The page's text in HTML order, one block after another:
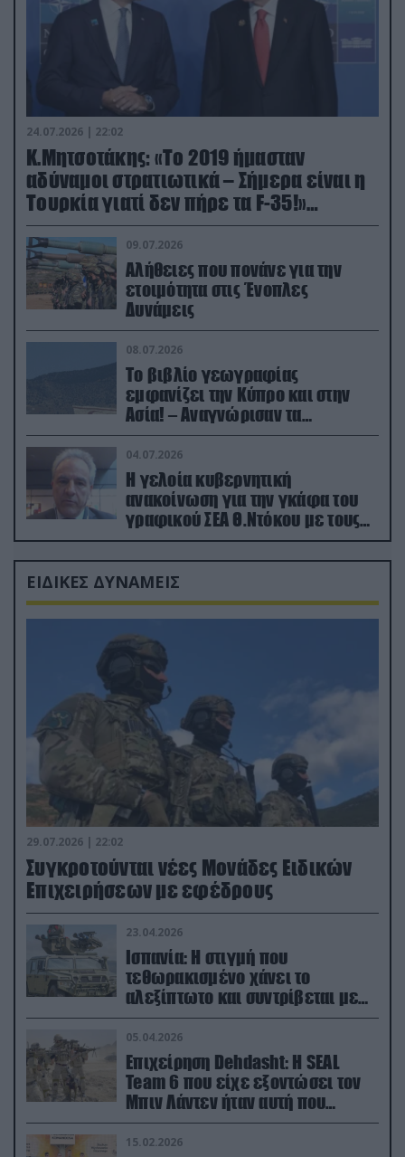
24.07.2026 | 22:02
Κ.Μητσοτάκης: «Το 2019 ήμασταν
αδύναμοι στρατιωτικά – Σήμερα είναι η
Τουρκία γιατί δεν πήρε τα F-35!»
(βίντεο)
09.07.2026
Αλήθειες που πονάνε για την
ετοιμότητα στις Ένοπλες
Δυνάμεις
08.07.2026
Το βιβλίο γεωγραφίας
εμφανίζει την Κύπρο και στην
Ασία! – Αναγνώρισαν τα
κατεχόμενα; (φωτο)
04.07.2026
Η γελοία κυβερνητική
ανακοίνωση για την γκάφα του
γραφικού ΣΕΑ Θ.Ντόκου με τους
Ρώσους φαρσέρ
ΕΙΔΙΚΕΣ ΔΥΝΑΜΕΙΣ
29.07.2026 | 22:02
Συγκροτούνται νέες Μονάδες Ειδικών
Επιχειρήσεων με εφέδρους
23.04.2026
Ισπανία: Η στιγμή που
τεθωρακισμένο χάνει το
αλεξίπτωτο και συντρίβεται με
ορμή στο έδαφος (βίντεο)
05.04.2026
Επιχείρηση Dehdasht: Η SEAL
Team 6 που είχε εξοντώσει τον
Μπιν Λάντεν ήταν αυτή που
διέσωσε τον πιλότο του F-15
15.02.2026